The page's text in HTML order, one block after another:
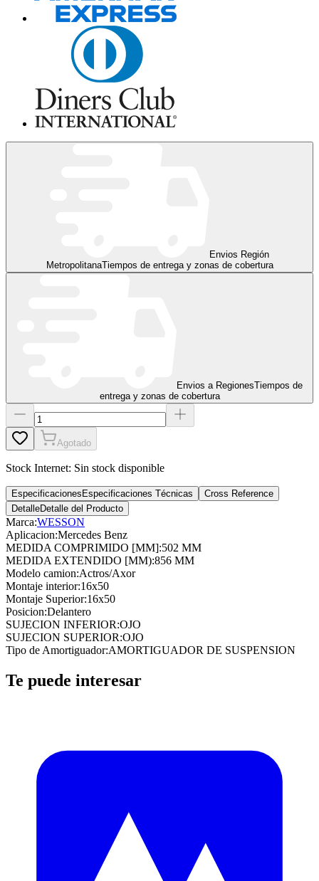
Envios Región
MetropolitanaTiempos de entrega y zonas de cobertura
Envios a RegionesTiempos de
entrega y zonas de cobertura
Agotado
Stock Internet: Sin stock disponible
Especificaciones Especificaciones Técnicas
Cross Reference
DetalleDetalle del Producto
Marca:WESSON
Aplicacion:Mercedes Benz
MEDIDA COMPRIMIDO [MM]:502 MM
MEDIDA EXTENDIDO [MM):856 MM
Modelo camion:Actros/Axor
Montaje interior:16x50
Montaje Superior:16x50
Posicion:Delantero
SUJECION INFERIOR:OJO
SUJECION SUPERIOR:OJO
Tipo de Amortiguador:AMORTIGUADOR DE SUSPENSION
Te puede interesar